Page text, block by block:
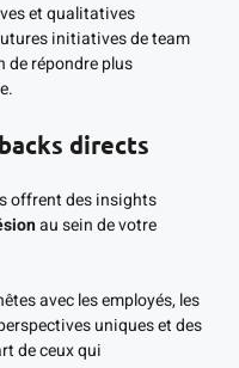
et qualitatives
initiatives de team
de répondre plus
directs
offrent des insights
au sein de votre
avec les employés, les
uniques et des
de ceux qui